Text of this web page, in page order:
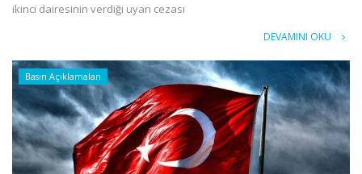
ikinci dairesinin verdiği uyarı cezası
DEVAMINI OKU
Basın Açıklamaları